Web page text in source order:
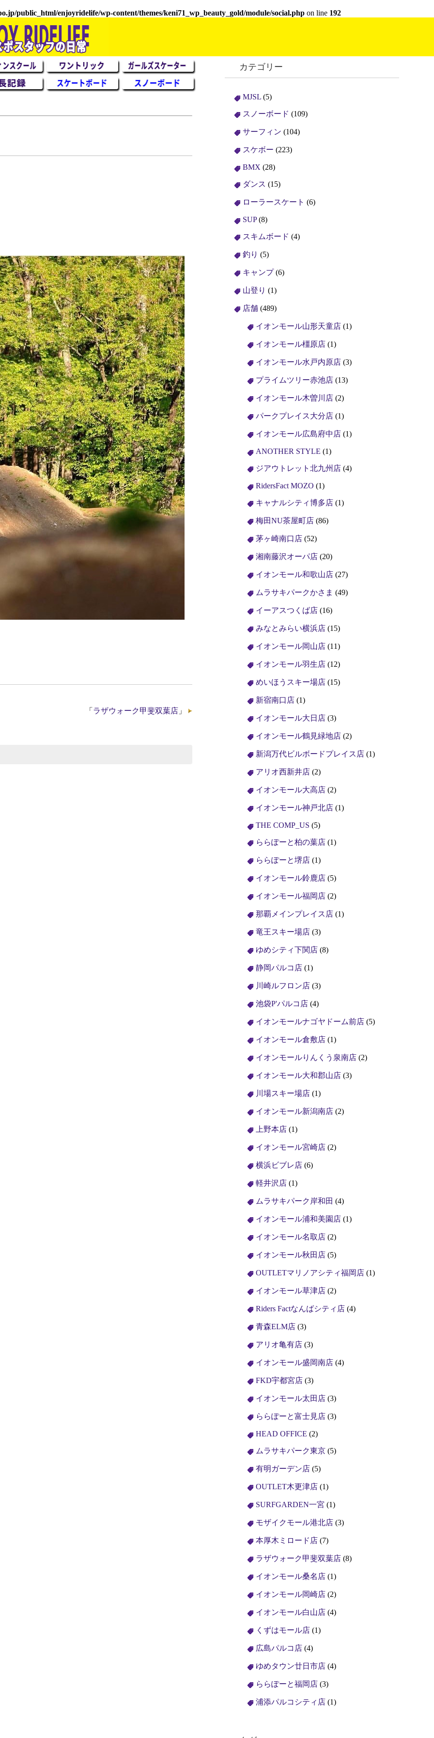
public_html/enjoyridelife/wp-content/themes/keni71_wp_beauty_gold/module/social.php on line 192
「 ラザウォーク甲斐双葉店 」
カテゴリー
MJSL (5)
スノーボード (109)
サーフィン (104)
スケボー (223)
BMX (28)
ダンス (15)
ローラースケート (6)
SUP(8)
スキムボード (4)
釣り (5)
キャンプ(6)
山登り (1)
店舗 (489)
イオンモール山形天童店 (1)
イオンモール橿原店 (1)
イオンモール水戸内原店 (3)
プライムツリー赤池店 (13)
イオンモール木曽川店 (2)
パークプレイス大分店 (1)
イオンモール広島府中店 (1)
ANOTHER STYLE (1)
ジアウトレット北九州店 (4)
RidersFact MOZO (1)
キャナルシティ博多店 (1)
梅田NU茶屋町店 (86)
茅ヶ崎南口店 (52)
湘南藤沢オーパ店 (20)
イオンモール和歌山店 (27)
ムラサキパークかさま (49)
イーアスつくば店 (16)
みなとみらい横浜店 (15)
イオンモール岡山店 (11)
イオンモール羽生店 (12)
めいほうスキー場店 (15)
新宿南口店 (1)
イオンモール大日店 (3)
イオンモール鶴見緑地店 (2)
新潟万代ビルボードプレイス店 (1)
アリオ西新井店 (2)
イオンモール大高店 (2)
イオンモール神戸北店 (1)
THE COMP_US (5)
ららぽーと柏の葉店 (1)
ららぽーと堺店 (1)
イオンモール鈴鹿店 (5)
イオンモール福岡店 (2)
那覇メインプレイス店 (1)
竜王スキー場店 (3)
ゆめシティ下関店 (8)
静岡パルコ店 (1)
川崎ルフロン店 (3)
池袋P'パルコ店 (4)
イオンモールナゴヤドーム前店 (5)
イオンモール倉敷店 (1)
イオンモールりんくう泉南店 (2)
イオンモール大和郡山店 (3)
川場スキー場店 (1)
イオンモール新潟南店 (2)
上野本店 (1)
イオンモール宮崎店 (2)
横浜ビブレ店 (6)
軽井沢店 (1)
ムラサキパーク岸和田 (4)
イオンモール浦和美園店 (1)
イオンモール名取店 (2)
イオンモール秋田店 (5)
OUTLETマリノアシティ福岡店 (1)
イオンモール草津店 (2)
Riders Factなんばシティ店 (4)
青森ELM店 (3)
アリオ亀有店 (3)
イオンモール盛岡南店 (4)
FKD宇都宮店 (3)
イオンモール太田店 (3)
ららぽーと富士見店 (3)
HEAD OFFICE (2)
ムラサキパーク東京 (5)
有明ガーデン店 (5)
OUTLET木更津店 (1)
SURFGARDEN一宮 (1)
モザイクモール港北店 (3)
本厚木ミロード店 (7)
ラザウォーク甲斐双葉店 (8)
イオンモール桑名店 (1)
イオンモール岡崎店 (2)
イオンモール白山店 (4)
くずはモール店 (1)
広島パルコ店 (4)
ゆめタウン廿日市店 (4)
ららぽーと福岡店 (3)
浦添パルコシティ店 (1)